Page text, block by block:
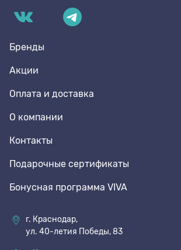
Бренды
Акции
Оплата и доставка
О компании
Контакты
Подарочные сертификаты
Бонусная программа VIVA
г. Краснодар,
ул. 40-летия Победы, 83